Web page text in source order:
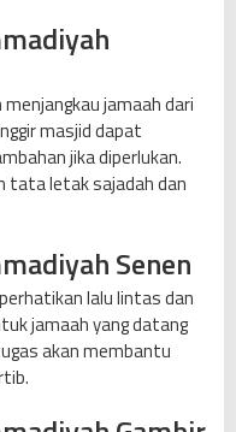
jamaah dari
masjid dapat
jika diperlukan.
tata letak sajadah dan
Senen
lalu lintas dan
jamaah yang datang
akan membantu